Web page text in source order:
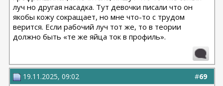
луч но другая насадка. Тут девочки писали что он
якобы кожу сокращает, но мне что-то с трудом
верится. Если рабочий луч тот же, то в теории
должно быть «те же яйца ток в профиль».
#69
19.11.2025, 09:02